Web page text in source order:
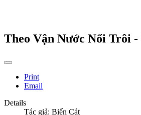
Theo Vận Nước Nổi Trôi -
Print
Email
Details
Tác giả: Biển Cát